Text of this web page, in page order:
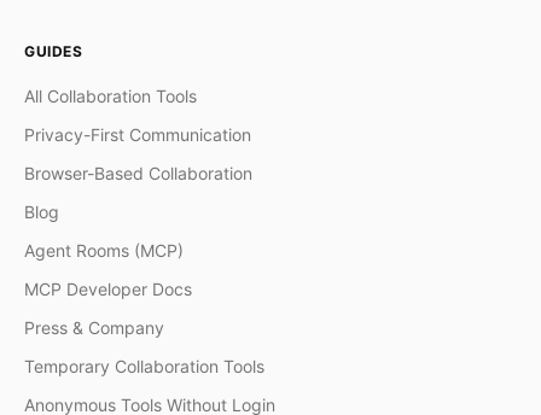
GUIDES
All Collaboration Tools
Privacy-First Communication
Browser-Based Collaboration
Blog
Agent Rooms (MCP)
MCP Developer Docs
Press & Company
Temporary Collaboration Tools
Anonymous Tools Without Login